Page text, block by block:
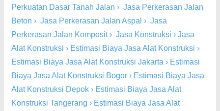
Perkuatan Dasar Tanah Jalan › Jasa Perkerasan Jalan
Beton › Jasa Perkerasan Jalan Aspal › Jasa
Perkerasan Jalan Komposit› Jasa Konstruksi › Jasa
Alat Konstruksi › Estimasi Biaya Jasa Alat Konstruksi ›
Estimasi Biaya Jasa Alat Konstruksi Jakarta › Estimasi
Biaya Jasa Alat Konstruksi Bogor › Estimasi Biaya Jasa
Alat Konstruksi Depok › Estimasi Biaya Jasa Alat
Konstruksi Tangerang › Estimasi Biaya Jasa Alat